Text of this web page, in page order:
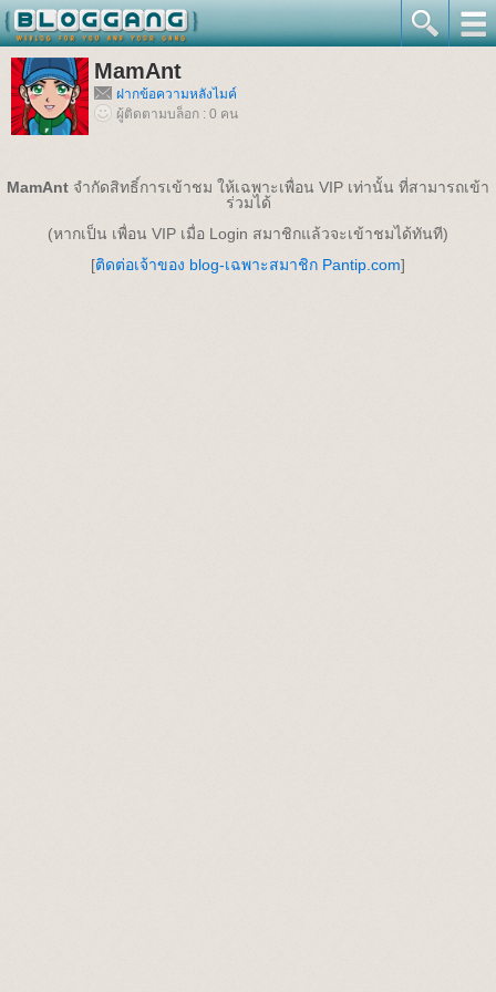
MamAnt
ฝากข้อความหลังไมค์
ผู้ติดตามบล็อก : 0 คน
MamAnt จำกัดสิทธิ์การเข้าชม ให้เฉพาะเพื่อน VIP เท่านั้น ที่สามารถเข้า
ร่วมได้
(หากเป็น เพื่อน VIP เมื่อ Login สมาชิกแล้วจะเข้าชมได้ทันที)
[ติดต่อเจ้าของ blog-เฉพาะสมาชิก Pantip.com]